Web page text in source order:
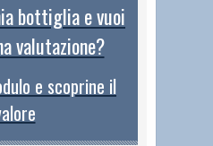
bottiglia e vuoi
valutazione?
e scoprine il